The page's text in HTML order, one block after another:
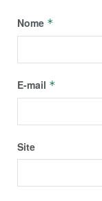
Nome *
E-mail *
Site